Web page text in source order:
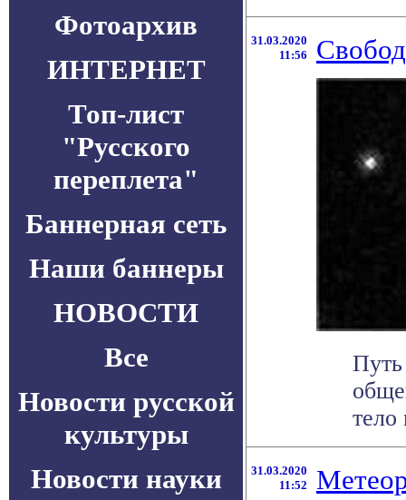
Фотоархив
ИНТЕРНЕТ
Топ-лист
"Русского
переплета"
Баннерная сеть
Наши баннеры
НОВОСТИ
Все
Новости русской
культуры
Новости науки
31.03.2020
11:56
Путь
тело
31.03.2020
11:52